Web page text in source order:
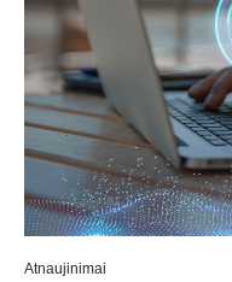
Atnaujinimai